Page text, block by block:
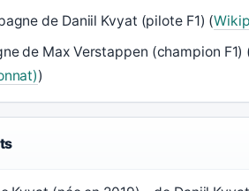
de Daniil Kvyat (pilote F1) (
de Max Verstappen (champion F1)
)